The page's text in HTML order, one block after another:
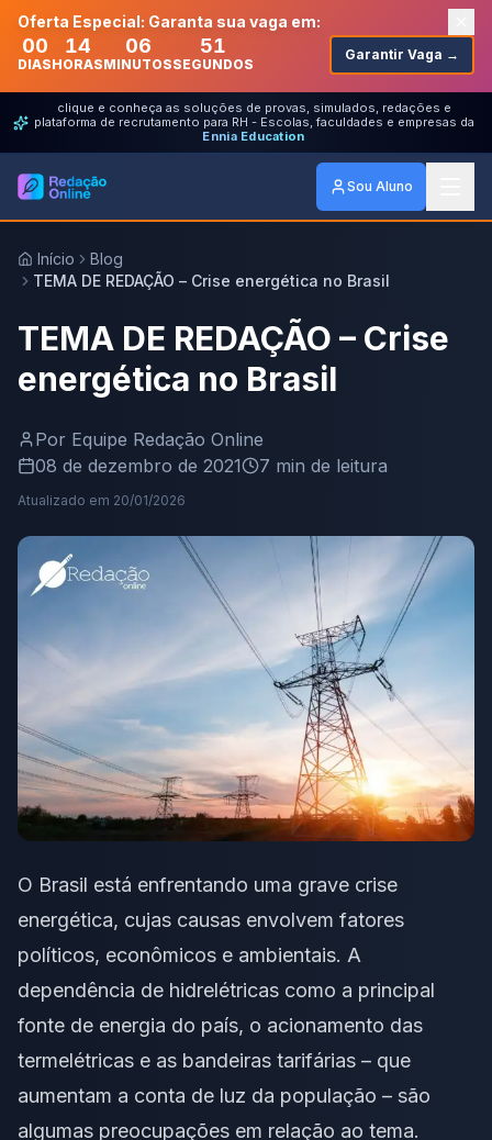
Oferta Especial: Garanta sua vaga em:
00
DIAS
14
HORAS
06
MINUTOS
51
SEGUNDOS
Garantir Vaga →
clique e conheça as soluções de provas, simulados, redações e
plataforma de recrutamento para RH - Escolas, faculdades e empresas da
Ennia Education
Sou Aluno
Início
Blog
TEMA DE REDAÇÃO – Crise energética no Brasil
TEMA DE REDAÇÃO – Crise
energética no Brasil
Por Equipe Redação Online
08 de dezembro de 2021
7 min de leitura
Atualizado em 20/01/2026
O Brasil está enfrentando uma grave crise
energética, cujas causas envolvem fatores
políticos, econômicos e ambientais. A
dependência de hidrelétricas como a principal
fonte de energia do país, o acionamento das
termelétricas e as bandeiras tarifárias – que
aumentam a conta de luz da população – são
algumas preocupações em relação ao tema.